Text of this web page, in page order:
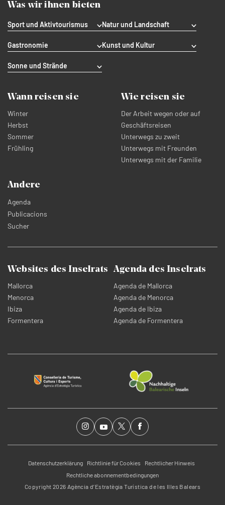
Was wir ihnen bieten
Sport und Aktivtourismus Natur und Landschaft
Gastronomie Kunst und Kultur
Sonne und Strände
Wann reisen sie
Winter
Herbst
Sommer
Frühling
Wie reisen sie
Der Arbeit wegen oder auf
Geschäftsreisen
Unterwegs zu zweit
Unterwegs mit Freunden
Unterwegs mit der Familie
Andere
Agenda
Publicacions
Sucher
Websites des Inselrats
Mallorca
Menorca
Ibiza
Formentera
Agenda des Inselrats
Agenda de Mallorca
Agenda de Menorca
Agenda de Ibiza
Agenda de Formentera
Datenschutzerklärung Richtlinie für Cookies
Rechtlicher Hinweis
Rechtliche abonnementbedingungen
Copyright 2026 Agència d’Estratègia Turística de les Illes Balears